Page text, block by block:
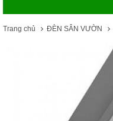
Trang chủ ĐÈN SÂN VƯỜN